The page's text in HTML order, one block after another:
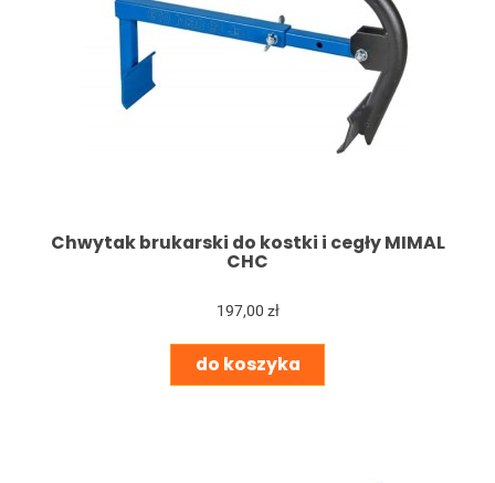
Chwytak brukarski do kostki i cegły MIMAL
CHC
197,00 zł
do koszyka